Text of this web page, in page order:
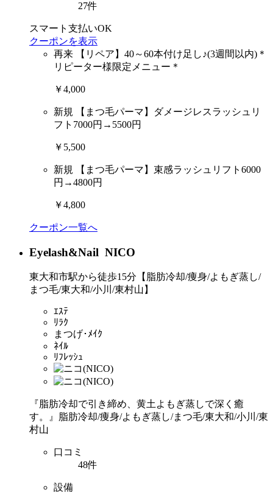
27件
スマート支払いOK
クーポンを表示
再来
【リペア】40～60本付け足し♪(3週間以内)＊
リピーター様限定メニュー＊
￥4,000
新規
【まつ毛パーマ】ダメージレスラッシュリ
フト7000円→5500円
￥5,500
新規
【まつ毛パーマ】束感ラッシュリフト6000
円→4800円
￥4,800
クーポン一覧へ
Eyelash&Nail NICO
東大和市駅から徒歩15分【脂肪冷却/痩身/よもぎ蒸し/
まつ毛/東大和/小川/東村山】
ｴｽﾃ
ﾘﾗｸ
まつげ･ﾒｲｸ
ﾈｲﾙ
ﾘﾌﾚｯｼｭ
『脂肪冷却で引き締め、黄土よもぎ蒸しで深く癒
す。』脂肪冷却/痩身/よもぎ蒸し/まつ毛/東大和/小川/東
村山
口コミ
48件
設備